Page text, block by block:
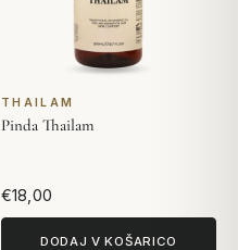
THAILAM
Pinda Thailam
€18,00
DODAJ V KOŠARICO